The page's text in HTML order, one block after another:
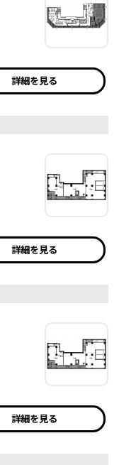
詳細を見る
詳細を見る
詳細を見る